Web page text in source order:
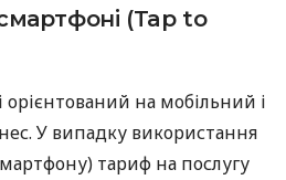
(Tap to
на мобільний і
У випадку використання
тариф на послугу